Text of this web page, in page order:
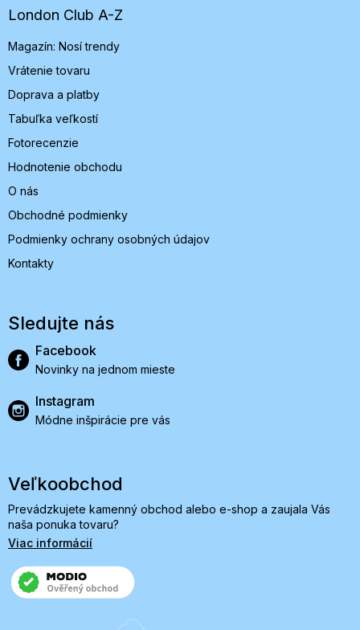
e
London Club A-Z
Magazín: Nosí trendy
Vrátenie tovaru
Doprava a platby
Tabuľka veľkostí
Fotorecenzie
Hodnotenie obchodu
O nás
Obchodné podmienky
Podmienky ochrany osobných údajov
Kontakty
Sledujte nás
Facebook
Novinky na jednom mieste
Instagram
Módne inšpirácie pre vás
Veľkoobchod
Prevádzkujete kamenný obchod alebo e-shop a zaujala Vás
naša ponuka tovaru?
Viac informácií